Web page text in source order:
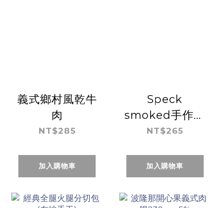
義式鄉村風乾牛
肉
NT$285
加入購物車
Speck
smoked手作系
列-義式史貝克
NT$265
加入購物車